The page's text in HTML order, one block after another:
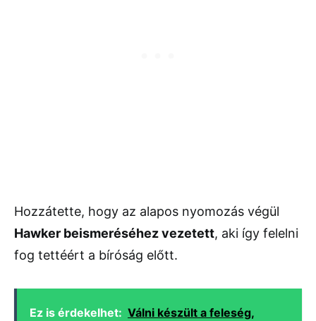
Hozzátette, hogy az alapos nyomozás végül
Hawker beismeréséhez vezetett, aki így felelni
fog tettéért a bíróság előtt.
Ez is érdekelhet: Válni készült a feleség,